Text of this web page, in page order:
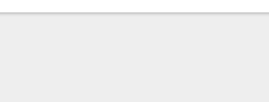
32 Abs. 1 des Bundesentschädigungsgesetzes)